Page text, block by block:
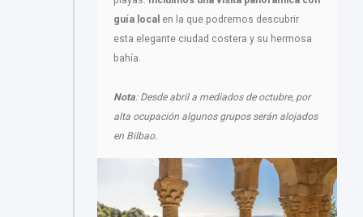
guía local en la que podremos descubrir
esta elegante ciudad costera y su hermosa
bahía.
Nota: Desde abril a mediados de octubre, por
alta ocupación algunos grupos serán alojados
en Bilbao.